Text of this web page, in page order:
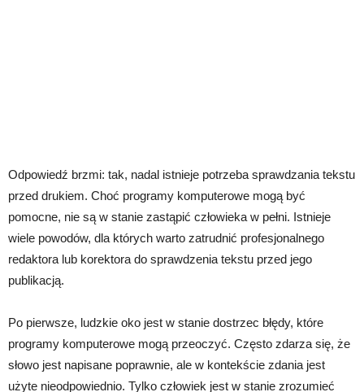
Odpowiedź brzmi: tak, nadal istnieje potrzeba sprawdzania tekstu
przed drukiem. Choć programy komputerowe mogą być
pomocne, nie są w stanie zastąpić człowieka w pełni. Istnieje
wiele powodów, dla których warto zatrudnić profesjonalnego
redaktora lub korektora do sprawdzenia tekstu przed jego
publikacją.
Po pierwsze, ludzkie oko jest w stanie dostrzec błędy, które
programy komputerowe mogą przeoczyć. Często zdarza się, że
słowo jest napisane poprawnie, ale w kontekście zdania jest
użyte nieodpowiednio. Tylko człowiek jest w stanie zrozumieć